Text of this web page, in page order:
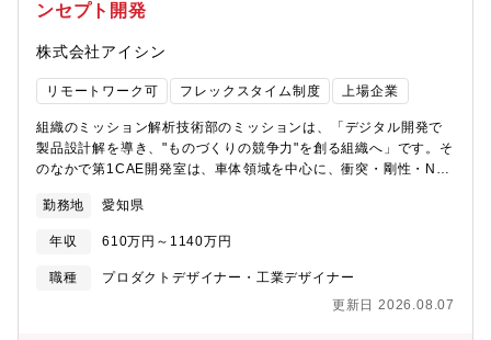
た、モノづくりにこだわった開発に携わることができる・Tier1と
土
ンセプト開発
株式会社アイシン
リモートワーク可 フレックスタイム制度 上場企業
組織のミッション解析技術部のミッションは、「デジタル開発で
製品設計解を導き、"ものづくりの競争力"を創る組織へ」です。そ
のなかで第1CAE開発室は、車体領域を中心に、衝突・剛性・NV
す。募集背景電動化の進展により、BEVではバッテリーフレーム
を含むボデー骨格が車両性能やパッケージを左右する中核要素と
なっています。アイシンにとっても、次世代BEV向けボデー骨格
は今後の成長を支える重要な事業領域の一つと位置付けていま
セプトに基づく先行的な検討・提案が必要です。当社では、鉄・
勤務地 愛知県
年収 610万円～1140万円
職種
プロダクトデザイナー・工業デザイナー
更新日 2026.08.07